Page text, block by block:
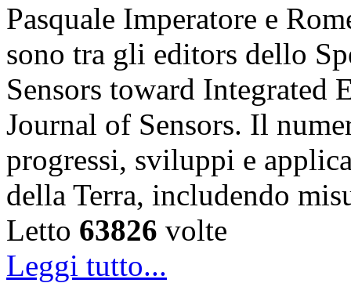
Pasquale Imperatore e
sono tra gli editors dello
Sensors toward Integrated
Journal of Sensors. Il
progressi, sviluppi e
della Terra, includendo
Letto 63826 volte
Leggi tutto...